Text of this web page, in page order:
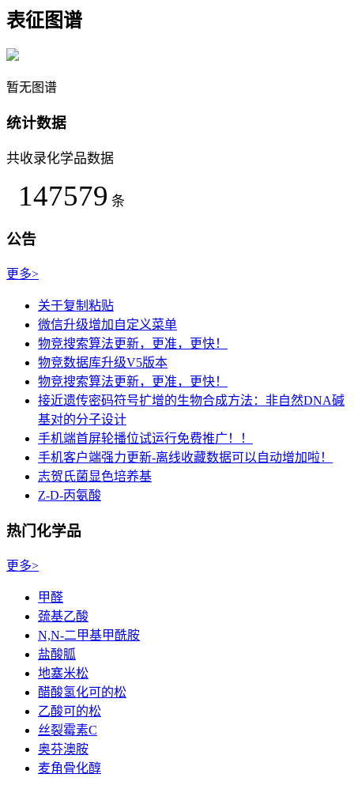
表征图谱
暂无图谱
统计数据
共收录化学品数据
147579 条
公告
更多>
关于复制粘贴
微信升级增加自定义菜单
物竞搜索算法更新，更准，更快！
物竞数据库升级V5版本
物竞搜索算法更新，更准，更快！
接近遗传密码符号扩增的生物合成方法：非自然DNA碱
基对的分子设计
手机端首屏轮播位试运行免费推广！！
手机客户端强力更新-离线收藏数据可以自动增加啦！
志贺氏菌显色培养基
Z-D-丙氨酸
热门化学品
更多>
甲醛
巯基乙酸
N,N-二甲基甲酰胺
盐酸胍
地塞米松
醋酸氢化可的松
乙酸可的松
丝裂霉素C
奥芬澳胺
麦角骨化醇